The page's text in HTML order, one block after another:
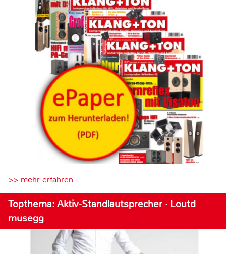
>> mehr erfahren
Topthema: Aktiv-Standlautsprecher · Loutd
musegg